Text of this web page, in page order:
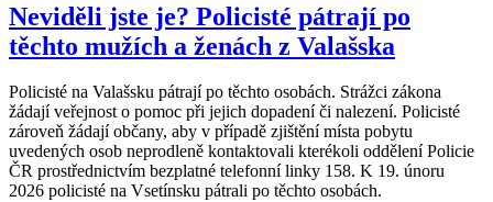
Neviděli jste je? Policisté pátrají po
těchto mužích a ženách z Valašska
Policisté na Valašsku pátrají po těchto osobách. Strážci zákona
žádají veřejnost o pomoc při jejich dopadení či nalezení. Policisté
zároveň žádají občany, aby v případě zjištění místa pobytu
uvedených osob neprodleně kontaktovali kterékoli oddělení Policie
ČR prostřednictvím bezplatné telefonní linky 158. K 19. únoru
2026 policisté na Vsetínsku pátrali po těchto osobách.